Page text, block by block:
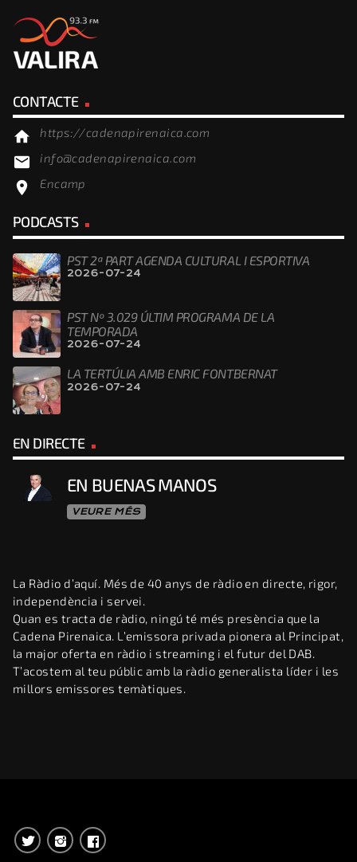
CONTACTE
home https://cadenapirenaica.com
email info@cadenapirenaica.com
location_on Encamp
PODCASTS
PST 2ª PART AGENDA CULTURAL I ESPORTIVA
2026-07-24
PST Nº 3.029 ÚLTIM PROGRAMA DE LA
TEMPORADA
2026-07-24
LA TERTÚLIA AMB ENRIC FONTBERNAT
2026-07-24
EN DIRECTE
EN BUENAS MANOS
VEURE MÉS
La Ràdio d’aquí. Més de 40 anys de ràdio en directe, rigor,
independència i servei.
Quan es tracta de ràdio, ningú té més presència que la
Cadena Pirenaica. L’emissora privada pionera al Principat,
la major oferta en ràdio i streaming i el futur del DAB.
T’acostem al teu públic amb la ràdio generalista líder i les
millors emissores temàtiques.